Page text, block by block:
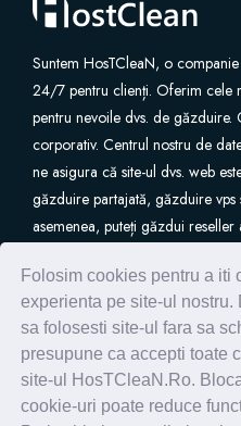
Folosim cookies pentru a iti
experienta pe site-ul nostru.
sa folosesti site-ul fara sa
presupune ca accepti toate
site-ul HosTCleaN.Ro.
cookie-uri poate reduce
Suntem HosTCleaN, o
24/7 pentru clienți. Oferim cele
pentru nevoile dvs. de
corporativ. Centrul nostru de
ne asigura că site-ul dvs. web
găzduire partajată, găzduire
asemenea, puteți găzdui
S.C. HostClean S.R.L
este
Prelucrarilor de Date cu